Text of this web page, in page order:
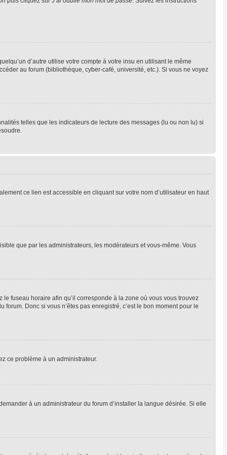
d’autre utilise votre compte à votre insu en utilisant le même
au forum (bibliothèque, cyber-café, université, etc.). Si vous ne voyez
telles que les indicateurs de lecture des messages (lu ou non lu) si
ce lien est accessible en cliquant sur votre nom d’utilisateur en haut
que par les administrateurs, les modérateurs et vous-même. Vous
le fuseau horaire afin qu’il corresponde à la zone où vous vous trouvez
Donc si vous n’êtes pas enregistré, c’est le bon moment pour le
ce problème à un administrateur.
à un administrateur du forum d’installer la langue désirée. Si elle